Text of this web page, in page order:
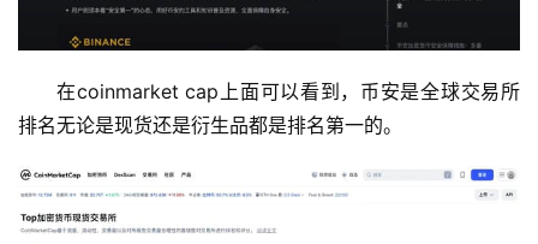
在coinmarket cap上面可以看到，币安是全球交易所
排名无论是现货还是衍生品都是排名第一的。